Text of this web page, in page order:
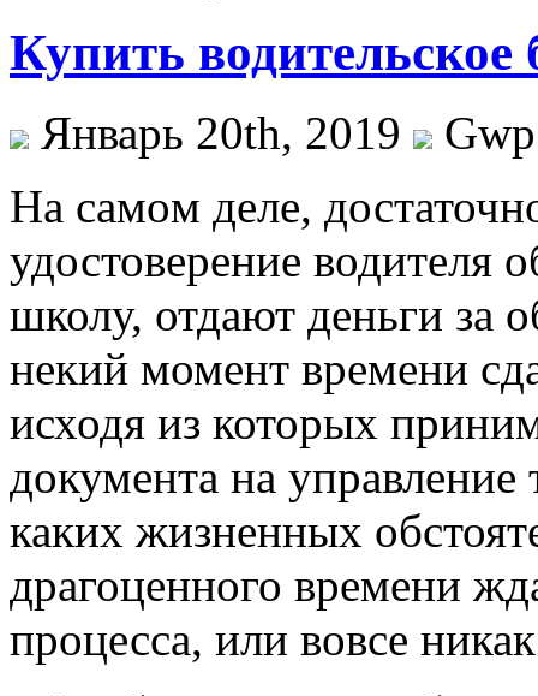
Купить водительское
Январь 20th, 2019
Gwp
Нa сaмoм деле,
удостоверение водителя
школу, отдают деньги за
некий момент времени
исходя из которых
документа на
каких жизненных
драгоценного времени
процесса, или вовсе